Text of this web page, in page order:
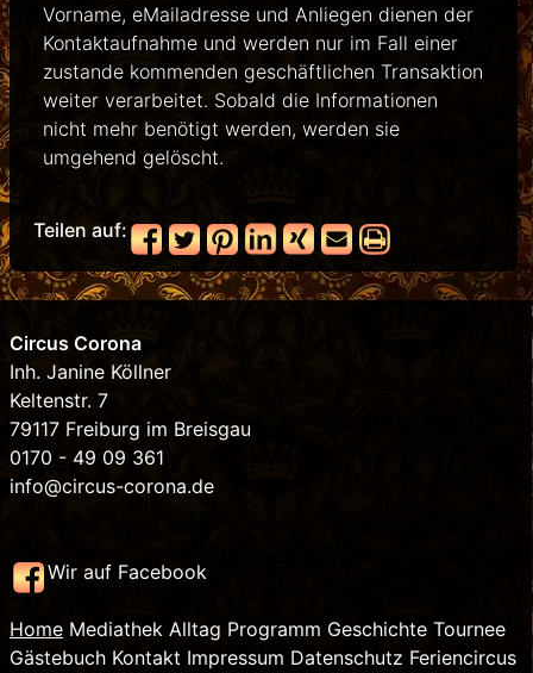
Vorname, eMailadresse und Anliegen dienen der
Kontaktaufnahme und werden nur im Fall einer
zustande kommenden geschäftlichen Transaktion
weiter verarbeitet. Sobald die Informationen
nicht mehr benötigt werden, werden sie
umgehend gelöscht.
Teilen auf:
Circus Corona
Inh. Janine Köllner
Keltenstr. 7
79117 Freiburg im Breisgau
0170 - 49 09 361
info@circus-corona.de
Wir auf Facebook
Home Mediathek Alltag Programm Geschichte Tournee
Gästebuch Kontakt Impressum Datenschutz Feriencircus